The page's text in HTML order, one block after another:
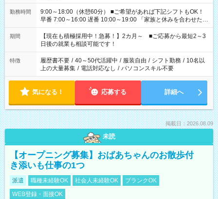
勤務時間
9:00～18:00（休憩60分） ■ご希望があれば下記シフトもOK！
早番 7:00～16:00 遅番 10:00～19:00 「家族と休みを合わせた
い」 「余裕を持って夕飯の準備がしたい」 「できれば残業はし
たくない」 など、ご希望を教えてくださいね。 ※Wワーク希望
の方へ 今ご覧のお仕事で希望する勤務時間と、もう1つのお仕事
の勤務時間。 合計で週40時間を超える場合は応募できません。
期間
【現在も積極採用中！急募！】2カ月～ ■ご応募から最短2～3
日後の就業も相談可能です！
特徴 履歴書不要 / 40～50代活躍中 / 服装自由 / シフト勤務 / 10名以
上の大量募集 / 電話対応なし / パソコンスキル不要
気になる！ 応募する 詳細へ
掲載日：2026.08.09
未読
【オープニング募集】おばあちゃんのお散歩付
き添いも仕事の1つ
派遣 職種未経験OK 社会人未経験OK
ブランクOK
WEB登録・面接OK